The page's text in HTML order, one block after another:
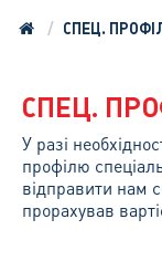
СПЕЦ.
СПЕЦ.
У разі
профілю
відправити нам
прорахував